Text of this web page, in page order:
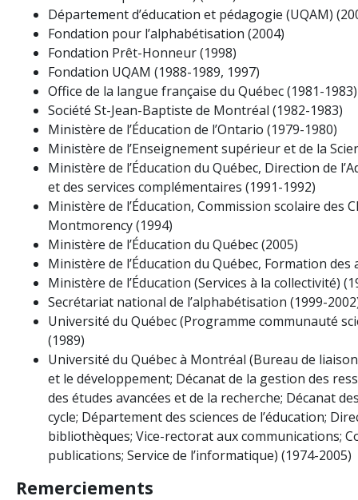
Département d’éducation et pédagogie (UQAM)
Fondation pour l’alphabétisation (2004)
Fondation Prêt-Honneur (1998)
Fondation UQAM (1988-1989, 1997)
Office de la langue française du Québec (1981-1983)
Société St-Jean-Baptiste de Montréal (1982-1983)
Ministère de l’Éducation de l’Ontario (1979-1980)
Ministère de l’Enseignement supérieur et de la
Ministère de l’Éducation du Québec, Direction de
et des services complémentaires (1991-1992)
Ministère de l’Éducation, Commission scolaire des
Montmorency (1994)
Ministère de l’Éducation du Québec (2005)
Ministère de l’Éducation du Québec, Formation des
Ministère de l’Éducation (Services à la collectivité)
Secrétariat national de l’alphabétisation (1999-
Université du Québec (Programme communauté
(1989)
Université du Québec à Montréal (Bureau de
et le développement; Décanat de la gestion des
des études avancées et de la recherche; Décanat
cycle; Département des sciences de l’éducation;
bibliothèques; Vice-rectorat aux communications;
publications; Service de l’informatique) (1974-2005)
Remerciements